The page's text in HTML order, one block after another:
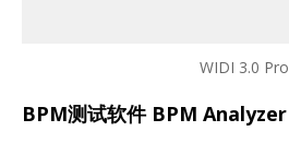
WIDI 3.0 Pro
BPM测试软件 BPM Analyzer